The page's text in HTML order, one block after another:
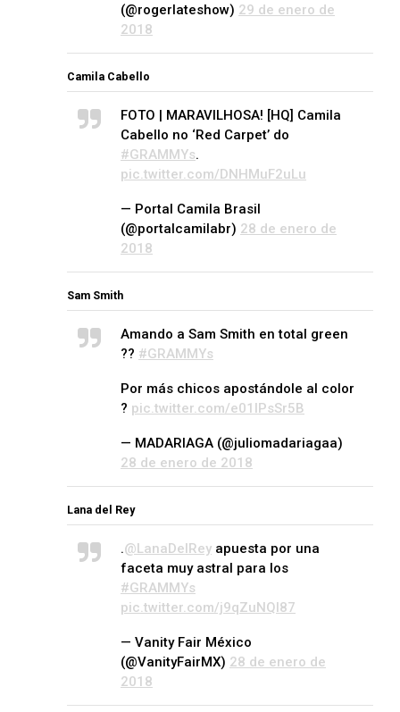
(@rogerlateshow) 29 de enero de
2018
Camila Cabello
FOTO | MARAVILHOSA! [HQ] Camila
Cabello no ‘Red Carpet’ do
#GRAMMYs.
pic.twitter.com/DNHMuF2uLu
— Portal Camila Brasil
(@portalcamilabr) 28 de enero de
2018
Sam Smith
Amando a Sam Smith en total green
?? #GRAMMYs
Por más chicos apostándole al color
? pic.twitter.com/e01lPsSr5B
— MADARIAGA (@juliomadariagaa)
28 de enero de 2018
Lana del Rey
.@LanaDelRey apuesta por una
faceta muy astral para los
#GRAMMYs
pic.twitter.com/j9qZuNQI87
— Vanity Fair México
(@VanityFairMX) 28 de enero de
2018